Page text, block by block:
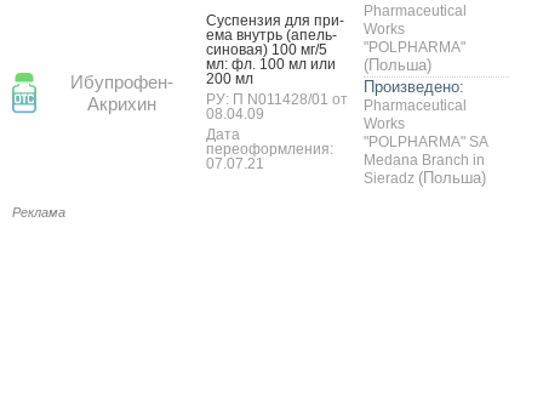
Ибупрофен-
Акрихин
Сус­пензия для при­
ема внутрь (апель­
си­новая) 100 мг/5
мл: фл. 100 мл или
200 мл
РУ: П N011428/01 от
08.04.09
Дата
переоформления:
07.07.21
Pharmaceutical
Works
"POLPHARMA"
(Польша)
Произведено:
Pharmaceutical
Works
"POLPHARMA" SA
Medana Branch in
Sieradz (Польша)
Реклама